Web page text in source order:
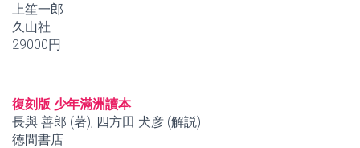
上笙一郎
久山社
29000円
復刻版 少年滿洲讀本
長與 善郎 (著), 四方田 犬彦 (解説)
徳間書店